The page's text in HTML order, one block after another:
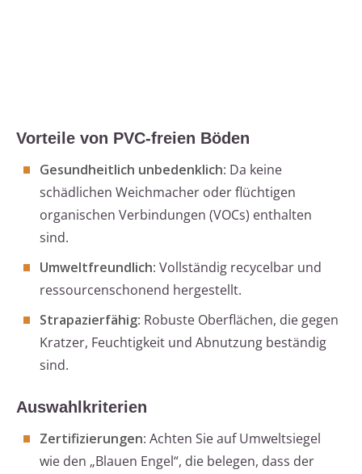
Vorteile von PVC-freien Böden
Gesundheitlich unbedenklich: Da keine
schädlichen Weichmacher oder flüchtigen
organischen Verbindungen (VOCs) enthalten
sind.
Umweltfreundlich: Vollständig recycelbar und
ressourcenschonend hergestellt.
Strapazierfähig: Robuste Oberflächen, die gegen
Kratzer, Feuchtigkeit und Abnutzung beständig
sind.
Auswahlkriterien
Zertifizierungen: Achten Sie auf Umweltsiegel
wie den „Blauen Engel“, die belegen, dass der